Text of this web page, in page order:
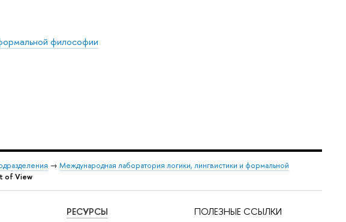
философии
→ Международная лаборатория логики, лингвистики и формальной
of View
РЕСУРСЫ ПОЛЕЗНЫЕ ССЫЛКИ